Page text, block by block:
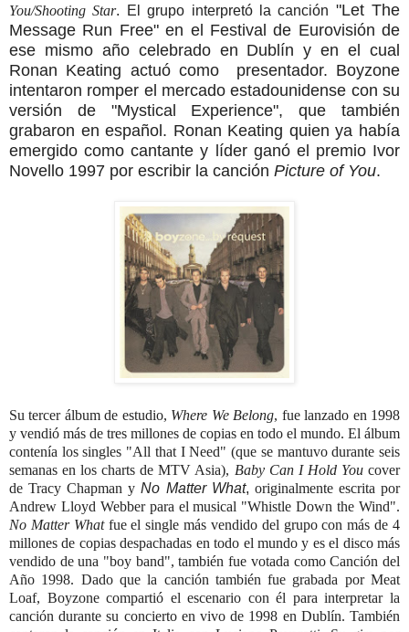
You/Shooting Star. El grupo interpretó la canción "Let The
Message Run Free" en el Festival de Eurovisión de
ese mismo año celebrado en Dublín y en el cual
Ronan Keating actuó como presentador. Boyzone
intentaron romper el mercado estadounidense con su
versión de "Mystical Experience", que también
grabaron en español. Ronan Keating quien ya había
emergido como cantante y líder ganó el premio Ivor
Novello 1997 por escribir la canción Picture of You.
Su tercer álbum de estudio, Where We Belong, fue lanzado en 1998
y vendió más de tres millones de copias en todo el mundo. El álbum
contenía los singles "All that I Need" (que se mantuvo durante seis
semanas en los charts de MTV Asia), Baby Can I Hold Youcover
de Tracy Chapman yNo Matter What, originalmente escrita por
Andrew Lloyd Webber para el musical "Whistle Down the Wind".
No Matter Whatfue el single más vendido del grupo con más de 4
millones de copias despachadas en todo el mundo y es el disco más
vendido de una "boy band", también fue votada como Canción del
Año 1998. Dado que la canción también fue grabada por Meat
Loaf, Boyzone compartió el escenario con él para interpretar la
canción durante su concierto en vivo de 1998 en Dublín. También